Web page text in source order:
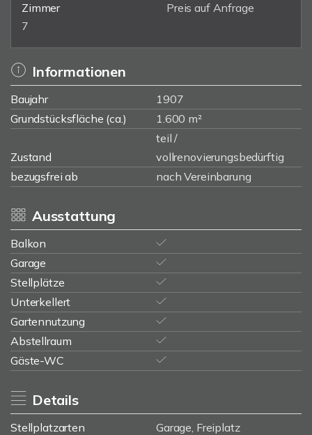
Zimmer
7
Preis auf Anfrage
Informationen
Baujahr
1907
Grundstücksfläche (ca.)
1.600 m²
Zustand
teil /
vollrenovierungsbedürftig
bezugsfrei ab
nach Vereinbarung
Ausstattung
Balkon
Garage
Stellplätze
Unterkellert
Gartennutzung
Abstellraum
Gäste-WC
Details
Stellplatzarten Garage, Freiplatz